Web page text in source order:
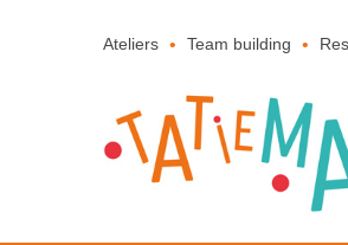
Ateliers Team building